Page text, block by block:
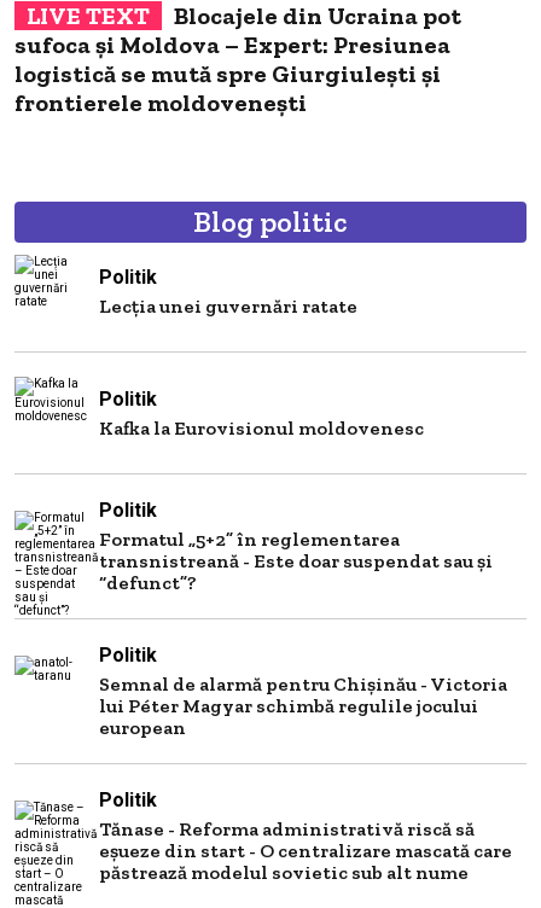
Blog politic
Politik
Lecția unei guvernări ratate
Politik
Kafka la Eurovisionul moldovenesc
Politik
Formatul „5+2” în reglementarea
transnistreană - Este doar suspendat sau și
“defunct”?
Politik
Semnal de alarmă pentru Chișinău - Victoria
lui Péter Magyar schimbă regulile jocului
european
Politik
Tănase - Reforma administrativă riscă să
eșueze din start - O centralizare mascată care
păstrează modelul sovietic sub alt nume
Blocajele din Ucraina pot
sufoca și Moldova – Expert: Presiunea
logistică se mută spre Giurgiulești și
frontierele moldovenești